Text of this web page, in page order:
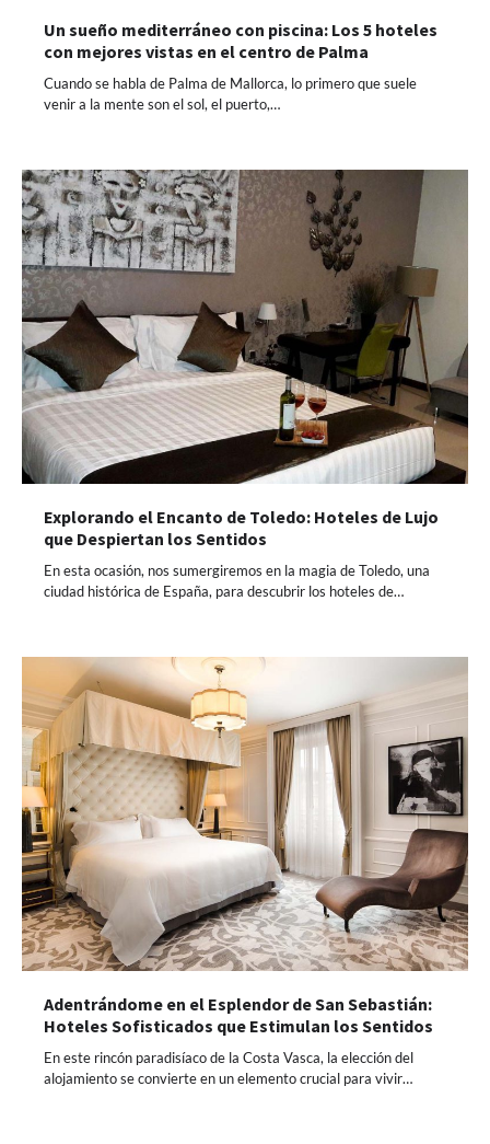
Un sueño mediterráneo con piscina: Los 5 hoteles
con mejores vistas en el centro de Palma
Cuando se habla de Palma de Mallorca, lo primero que suele
venir a la mente son el sol, el puerto,…
Explorando el Encanto de Toledo: Hoteles de Lujo
que Despiertan los Sentidos
En esta ocasión, nos sumergiremos en la magia de Toledo, una
ciudad histórica de España, para descubrir los hoteles de…
Adentrándome en el Esplendor de San Sebastián:
Hoteles Sofisticados que Estimulan los Sentidos
En este rincón paradisíaco de la Costa Vasca, la elección del
alojamiento se convierte en un elemento crucial para vivir…